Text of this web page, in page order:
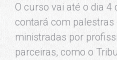
O curso vai até o dia 4
contará com palestras
ministradas por
parceiras, como o